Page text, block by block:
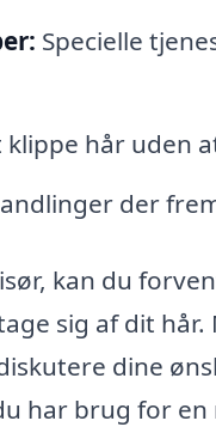
Specielle
klippe hår uden
der
kan du
sig af dit
dine
har brug for